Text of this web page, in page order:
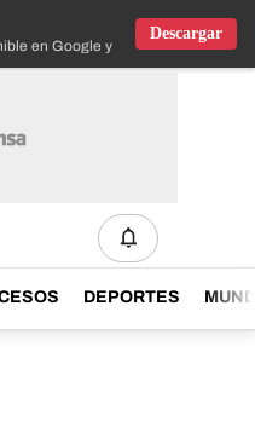
en Google y IOS
Descargar
DEPORTES